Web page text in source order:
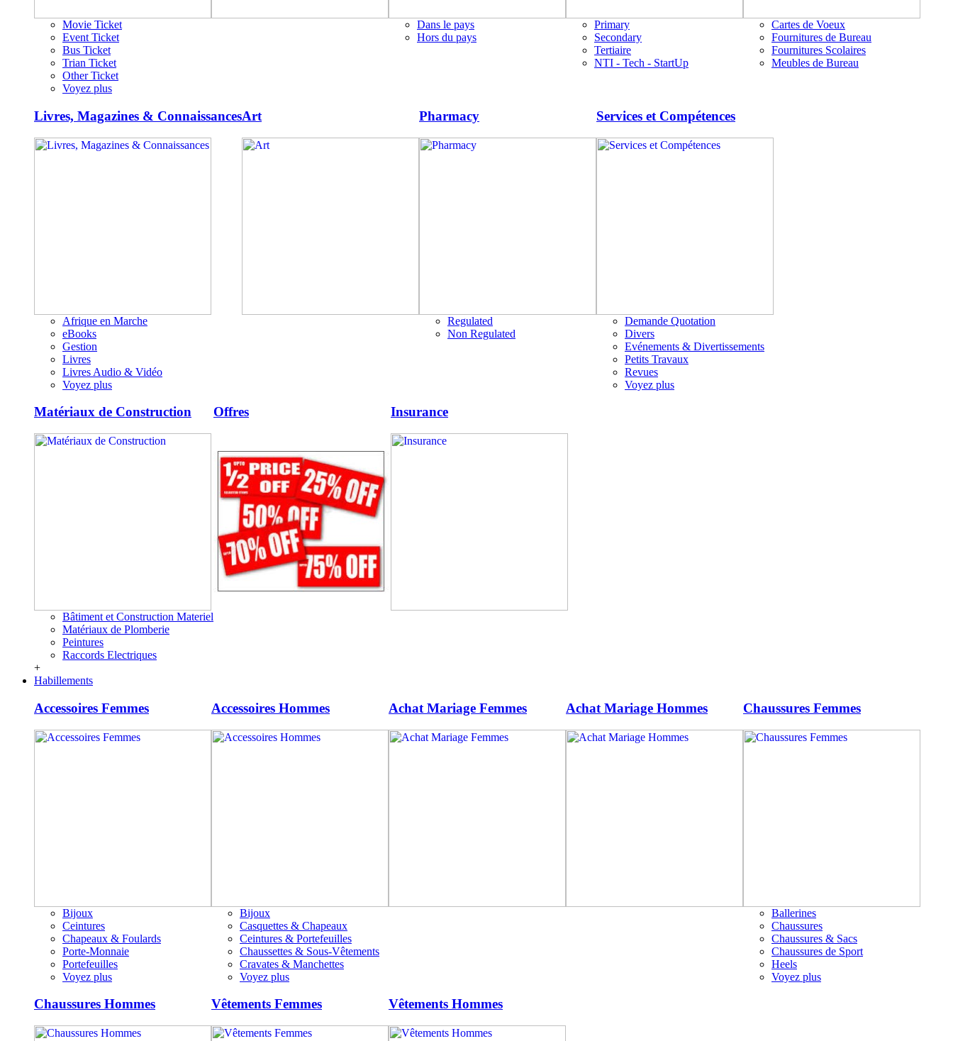
Movie Ticket
Event Ticket
Bus Ticket
Trian Ticket
Other Ticket
Voyez plus
Dans le pays
Hors du pays
Primary
Secondary
Tertiaire
NTI - Tech - StartUp
Cartes de Voeux
Fournitures de Bureau
Fournitures Scolaires
Meubles de Bureau
Livres, Magazines & Connaissances
Afrique en Marche
eBooks
Gestion
Livres
Livres Audio & Vidéo
Voyez plus
Art Pharmacy
Regulated
Non Regulated
Services et Compétences
Demande Quotation
Divers
Evénements & Divertissements
Petits Travaux
Revues
Voyez plus
Matériaux de Construction
Bâtiment et Construction Materiel
Matériaux de Plomberie
Peintures
Raccords Electriques
Offres Insurance
+
Habillements
Accessoires Femmes
Bijoux
Ceintures
Chapeaux & Foulards
Porte-Monnaie
Portefeuilles
Voyez plus
Accessoires Hommes
Bijoux
Casquettes & Chapeaux
Ceintures & Portefeuilles
Chaussettes & Sous-Vêtements
Cravates & Manchettes
Voyez plus
Achat Mariage Femmes Achat Mariage Hommes Chaussures Femmes
Ballerines
Chaussures
Chaussures & Sacs
Chaussures de Sport
Heels
Voyez plus
Chaussures Hommes Vêtements Femmes Vêtements Hommes